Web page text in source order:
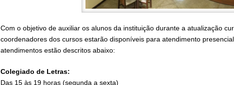
Com o objetivo de auxiliar os alunos da instituição durante a atualização
coordenadores dos cursos estarão disponíveis para atendimento
atendimentos estão descritos abaixo:
Colegiado de Letras:
Das 15 às 19 horas (segunda a sexta)